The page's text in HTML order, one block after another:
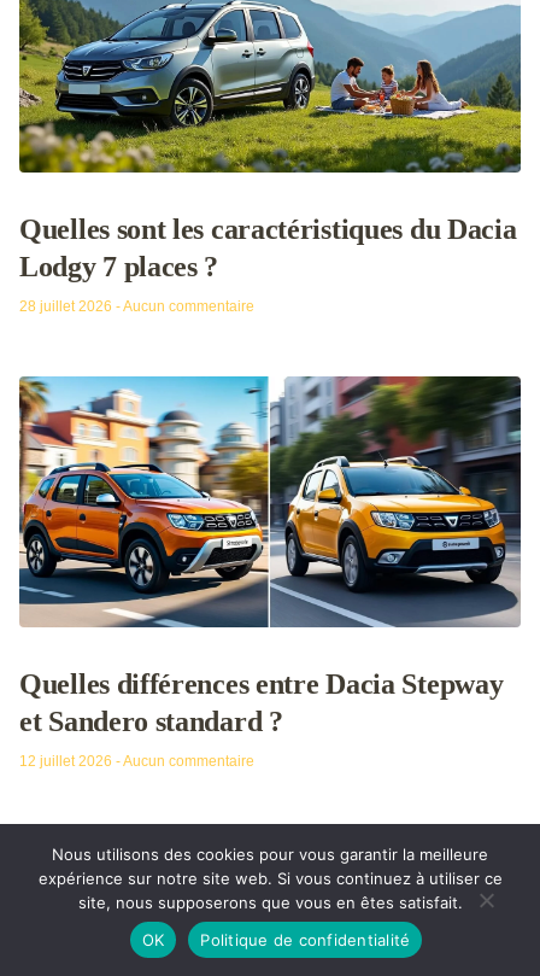
Quelles sont les caractéristiques du Dacia
Lodgy 7 places ?
28 juillet 2026 Aucun commentaire
Quelles différences entre Dacia Stepway
et Sandero standard ?
12 juillet 2026 Aucun commentaire
Nous utilisons des cookies pour vous garantir la meilleure
expérience sur notre site web. Si vous continuez à utiliser ce
site, nous supposerons que vous en êtes satisfait.
OK
Politique de confidentialité